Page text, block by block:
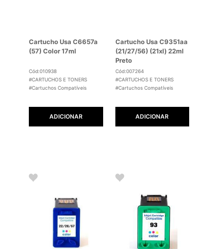
Cartucho Usa C6657a
(57) Color 17ml
Cód:010938
#CARTUCHOS E TONERS
#Cartuchos Compatíveis
ADICIONAR
Cartucho Usa C9351aa
(21/27/56) (21xl) 22ml
Preto
Cód:007264
#CARTUCHOS E TONERS
#Cartuchos Compatíveis
ADICIONAR